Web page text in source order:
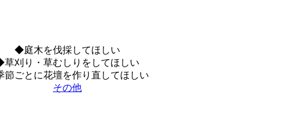
◆庭木を伐採してほしい
刈り・草むしりをしてほしい
ごとに花壇を作り直してほしい
その他